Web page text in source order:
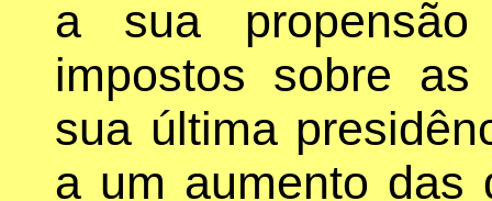
a sua
impostos sobre
sua última
a um aumento das